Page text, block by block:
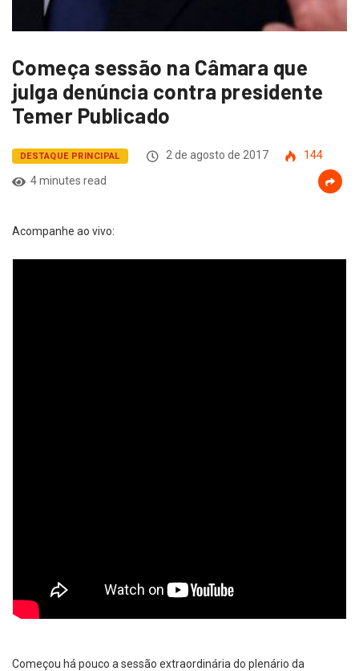
Começa sessão na Câmara que
julga denúncia contra presidente
Temer Publicado
DESTAQUE PRINCIPAL 2 de agosto de 2017
144
4 minutes read
Acompanhe ao vivo:
Começou há pouco a sessão extraordinária do plenário da